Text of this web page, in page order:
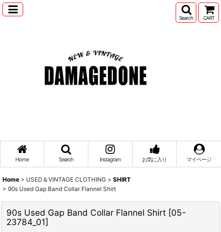
Search CART
Home Search Instagram お気に入り マイページ
Home > USED＆VINTAGE CLOTHING > SHIRT
> 90s Used Gap Band Collar Flannel Shirt
90s Used Gap Band Collar Flannel Shirt [05-
23784_01]